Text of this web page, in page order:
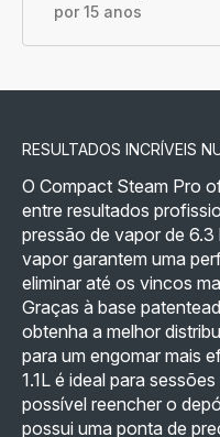
por 15 anos
RESULTADOS INCRÍVEIS
O Compact Steam Pro
entre resultados
pressão de vapor de
vapor garantem uma
eliminar até os vincos
Graças à base
obtenha a melhor
para um engomar mais
1.1L é ideal para
possível reencher o
possui uma ponta de